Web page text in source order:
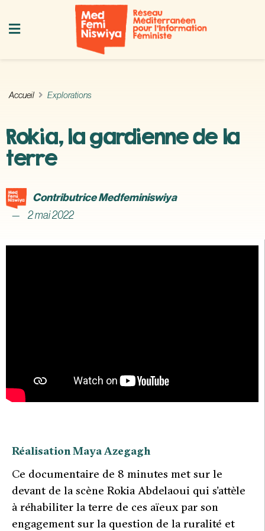
Accueil Explorations
Rokia, la gardienne de la
terre
Contributrice Medfeminiswiya
2 mai 2022
Réalisation Maya Azegagh
Ce documentaire de 8 minutes met sur le
devant de la scène Rokia Abdelaoui qui s’attèle
à réhabiliter la terre de ces aïeux par son
engagement sur la question de la ruralité et